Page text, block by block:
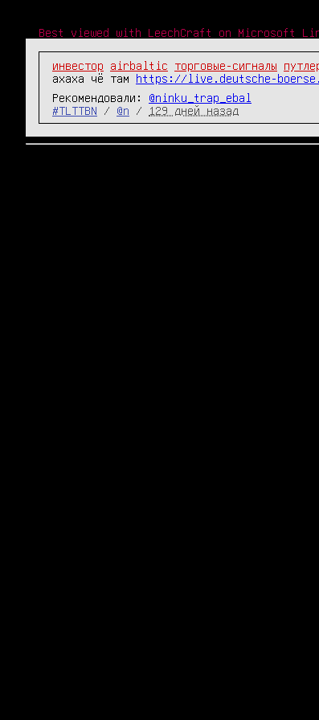
Best viewed with LeechCraft on Microsoft
инвестор airbaltic торговые-сигналы
ахаха чё там https://live.deutsche-
Рекомендовали: @ninku_trap_ebal
#TLTTBN
/ @n / 129 дней назад